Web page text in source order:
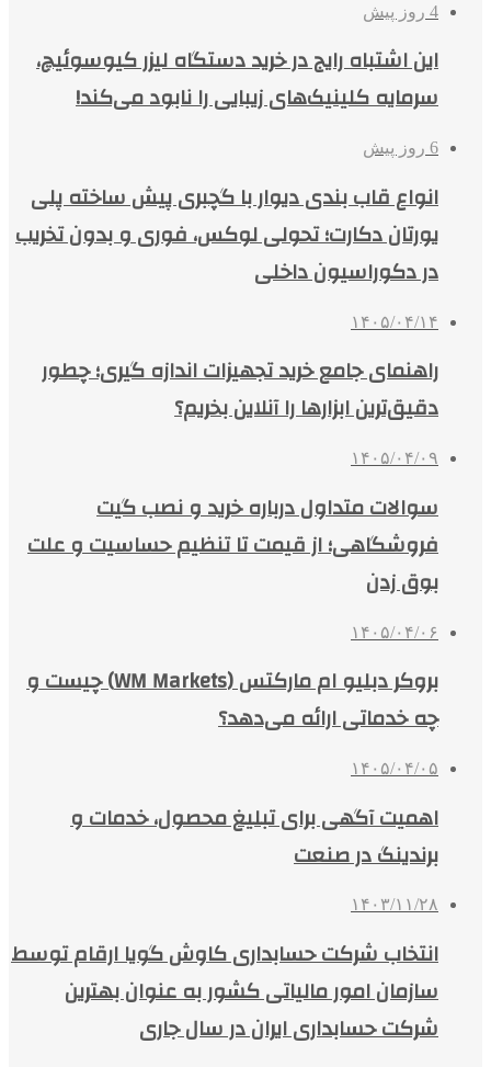
4 روز پیش
این اشتباه رایج در خرید دستگاه لیزر کیوسوئیچ،
سرمایه کلینیک‌های زیبایی را نابود می‌کند!
6 روز پیش
انواع قاب بندی دیوار با گچبری پیش ساخته پلی
یورتان دکارت؛ تحولی لوکس، فوری و بدون تخریب
در دکوراسیون داخلی
۱۴۰۵/۰۴/۱۴
راهنمای جامع خرید تجهیزات اندازه گیری؛ چطور
دقیق‌ترین ابزارها را آنلاین بخریم؟
۱۴۰۵/۰۴/۰۹
سوالات متداول درباره خرید و نصب گیت
فروشگاهی؛ از قیمت تا تنظیم حساسیت و علت
بوق زدن
۱۴۰۵/۰۴/۰۶
بروکر دبلیو ام مارکتس (WM Markets) چیست و
چه خدماتی ارائه می‌دهد؟
۱۴۰۵/۰۴/۰۵
اهمیت آگهی برای تبلیغ محصول، خدمات و
برندینگ در صنعت
۱۴۰۳/۱۱/۲۸
انتخاب شرکت حسابداری کاوش گویا ارقام توسط
سازمان امور مالیاتی کشور به عنوان بهترین
شرکت حسابداری ایران در سال جاری